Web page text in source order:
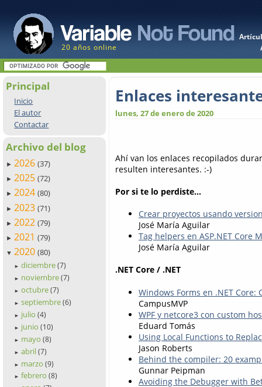
20 años online
Principal
Inicio
El autor
Contactar
Archivo del blog
► 2026 (37)
► 2025 (72)
► 2024 (80)
► 2023 (71)
► 2022 (79)
► 2021 (79)
▼ 2020 (80)
► diciembre (7)
► noviembre (7)
► octubre (7)
► septiembre (6)
► julio (4)
► junio (10)
► mayo (8)
► abril (7)
► marzo (9)
► febrero (8)
Enlaces
lunes, 27 de enero de 2020
Ahí van los enlaces recopilados
resulten interesantes. :-)
Por si te lo perdiste...
Crear proyectos usando
José María Aguilar
Tag helpers en ASP.NET Core
José María Aguilar
.NET Core / .NET
Windows Forms en .NET
CampusMVP
WPF y netcore3 con custom
Eduard Tomás
Using Local Functions to
Jason Roberts
Behind the compiler: 20
Gunnar Peipman
Avoiding the Debugger with